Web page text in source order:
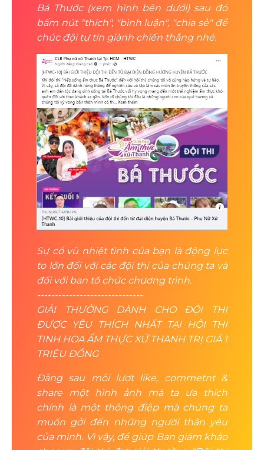
Bá Thước (xem hình bên dưới) sau đó
bấm nút "thích", "bình luận", "chia sẻ" để
chúc đội tự tin giành chiến thắng nhé.
Sự cổ vũ nhiệt tình của bạn là động lực
to lớn đối với các đội thi của chúng ta và
đối với ban tổ chức chương trình.
------------------------------
GIẢI THƯỞNG DÀNH CHO ĐỘI THI
ĐƯỢC YÊU THÍCH NHẤT TẠI HỘI THI
TINH HOA ẨM THỰC XỨ THANH TRỊ GIÁ 1
TRIỆU ĐỒNG
Đằng sau mỗi lượt like, commetnt &
share một hình ảnh mà ta ưa thích
chính là một thông điệp mà chúng ta
muốn gởi đến những người thân yêu
của mình. Vì vậy, để giúp Ban giám khảo